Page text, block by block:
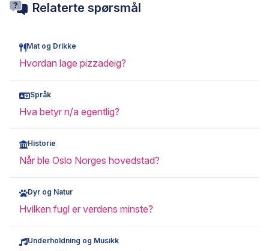
Relaterte spørsmål
Mat og Drikke
Hvordan lage pizzadeig?
Språk
Hva betyr n/a egentlig?
Historie
Når ble Oslo Norges hovedstad?
Dyr og Natur
Hvilken fugl er verdens minste?
Underholdning og Musikk